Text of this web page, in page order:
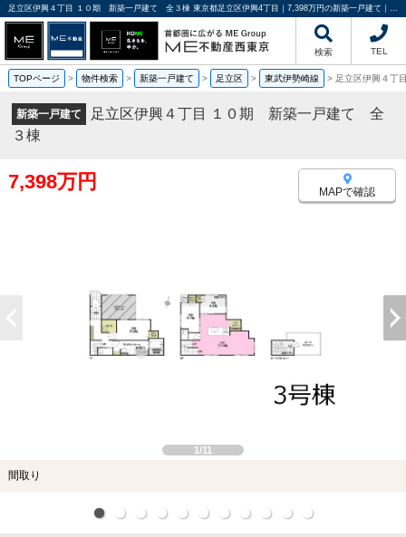
足立区伊興４丁目 １０期 新築一戸建て 全３棟 東京都足立区伊興4丁目｜7,398万円の新築一戸建て｜分譲住宅や新築物件｜ME不動産西東京
検索 TEL
TOPページ > 物件検索 > 新築一戸建て > 足立区 > 東武伊勢崎線 > 足立区伊興４
新築一戸建て
足立区伊興４丁目 １０期 新築一戸建て 全
３棟
7,398万円 MAPで確認
1/11
間取り